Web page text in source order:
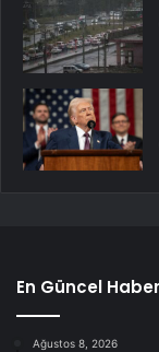
En Güncel
Ağustos 8, 2026